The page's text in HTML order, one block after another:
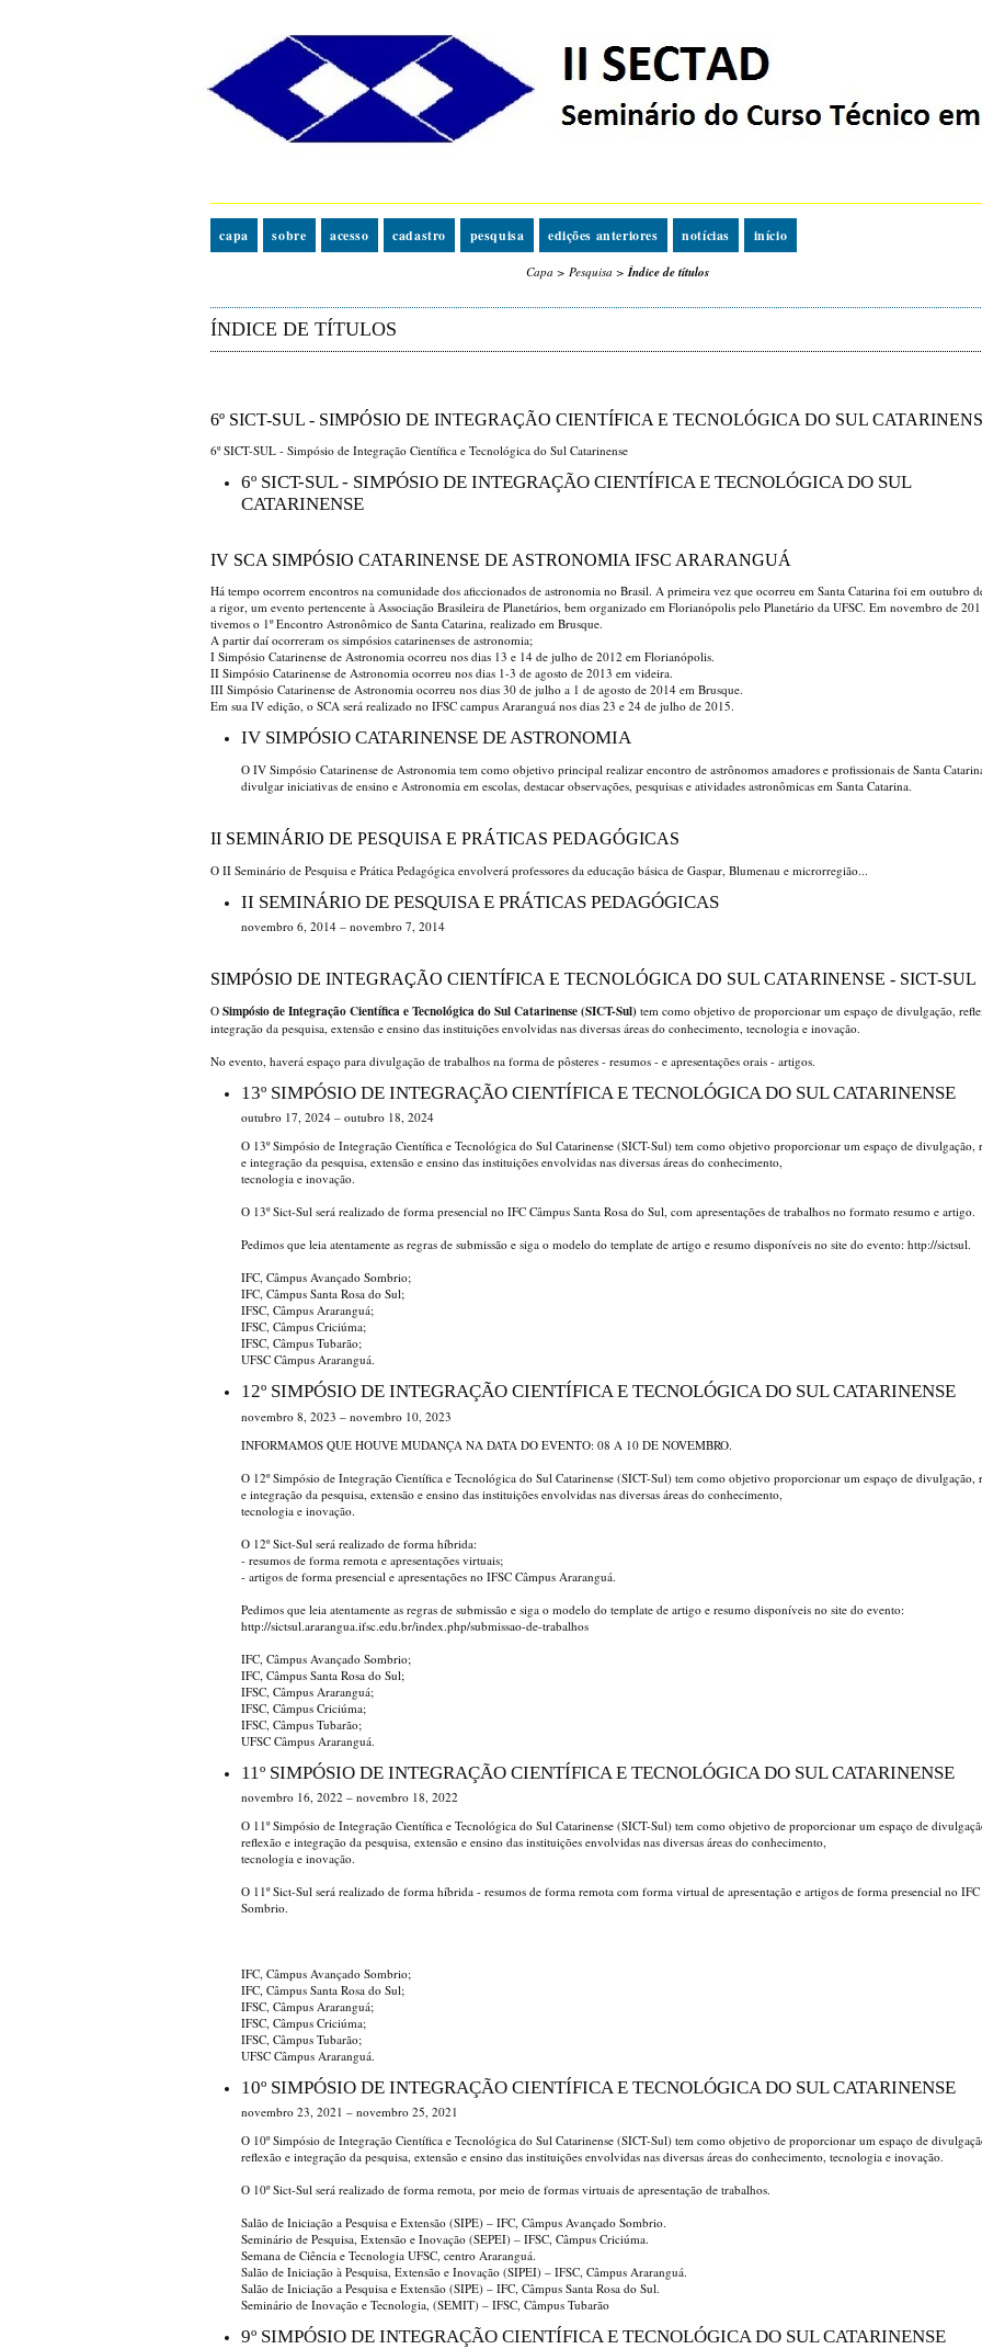
capa sobre acesso cadastro pesquisa edições anteriores notícias início
Capa > Pesquisa >Índice de títulos
ÍNDICE DE TÍTULOS
6º SICT-SUL - SIMPÓSIO DE INTEGRAÇÃO CIENTÍFICA E TECNOLÓGICA DO SUL
6º SICT-SUL - Simpósio de Integração Científica e Tecnológica do Sul Catarinense
6º SICT-SUL - SIMPÓSIO DE INTEGRAÇÃO CIENTÍFICA E TECNOLÓGICA DO SUL
CATARINENSE
IV SCA SIMPÓSIO CATARINENSE DE ASTRONOMIA IFSC ARARANGUÁ
Há tempo ocorrem encontros na comunidade dos aficcionados de astronomia no Brasil. A primeira vez que ocorreu em Santa Catarina foi em outubro
a rigor, um evento pertencente à Associação Brasileira de Planetários, bem organizado em Florianópolis pelo Planetário da UFSC. Em novembro de
tivemos o 1º Encontro Astronômico de Santa Catarina, realizado em Brusque.
A partir daí ocorreram os simpósios catarinenses de astronomia;
I Simpósio Catarinense de Astronomia ocorreu nos dias 13 e 14 de julho de 2012 em Florianópolis.
II Simpósio Catarinense de Astronomia ocorreu nos dias 1-3 de agosto de 2013 em videira.
III Simpósio Catarinense de Astronomia ocorreu nos dias 30 de julho a 1 de agosto de 2014 em Brusque.
Em sua IV edição, o SCA será realizado no IFSC campus Araranguá nos dias 23 e 24 de julho de 2015.
IV SIMPÓSIO CATARINENSE DE ASTRONOMIA
O IV Simpósio Catarinense de Astronomia tem como objetivo principal realizar encontro de astrônomos amadores e profissionais de Santa
divulgar iniciativas de ensino e Astronomia em escolas, destacar observações, pesquisas e atividades astronômicas em Santa Catarina.
II SEMINÁRIO DE PESQUISA E PRÁTICAS PEDAGÓGICAS
O II Seminário de Pesquisa e Prática Pedagógica envolverá professores da educação básica de Gaspar, Blumenau e microrregião...
II SEMINÁRIO DE PESQUISA E PRÁTICAS PEDAGÓGICAS
novembro 6, 2014 – novembro 7, 2014
SIMPÓSIO DE INTEGRAÇÃO CIENTÍFICA E TECNOLÓGICA DO SUL CATARINENSE - SICT-SUL
O Simpósio de Integração Científica e Tecnológica do Sul Catarinense (SICT-Sul) tem como objetivo de proporcionar um espaço de divulgação,
integração da pesquisa, extensão e ensino das instituições envolvidas nas diversas áreas do conhecimento, tecnologia e inovação.
No evento, haverá espaço para divulgação de trabalhos na forma de pôsteres - resumos - e apresentações orais - artigos.
13º SIMPÓSIO DE INTEGRAÇÃO CIENTÍFICA E TECNOLÓGICA DO SUL CATARINENSE
outubro 17, 2024 – outubro 18, 2024
O 13º Simpósio de Integração Científica e Tecnológica do Sul Catarinense (SICT-Sul) tem como objetivo proporcionar um espaço de divulgação,
e integração da pesquisa, extensão e ensino das instituições envolvidas nas diversas áreas do conhecimento,
tecnologia e inovação.
O 13º Sict-Sul será realizado de forma presencial no IFC Câmpus Santa Rosa do Sul, com apresentações de trabalhos no formato resumo e artigo.
Pedimos que leia atentamente as regras de submissão e siga o modelo do template de artigo e resumo disponíveis no site do evento: http://sictsul.
IFC, Câmpus Avançado Sombrio;
IFC, Câmpus Santa Rosa do Sul;
IFSC, Câmpus Araranguá;
IFSC, Câmpus Criciúma;
IFSC, Câmpus Tubarão;
UFSC Câmpus Araranguá.
12º SIMPÓSIO DE INTEGRAÇÃO CIENTÍFICA E TECNOLÓGICA DO SUL CATARINENSE
novembro 8, 2023 – novembro 10, 2023
INFORMAMOS QUE HOUVE MUDANÇA NA DATA DO EVENTO: 08 A 10 DE NOVEMBRO.
O 12º Simpósio de Integração Científica e Tecnológica do Sul Catarinense (SICT-Sul) tem como objetivo proporcionar um espaço de divulgação,
e integração da pesquisa, extensão e ensino das instituições envolvidas nas diversas áreas do conhecimento,
tecnologia e inovação.
O 12º Sict-Sul será realizado de forma híbrida:
- resumos de forma remota e apresentações virtuais;
- artigos de forma presencial e apresentações no IFSC Câmpus Araranguá.
Pedimos que leia atentamente as regras de submissão e siga o modelo do template de artigo e resumo disponíveis no site do evento:
http://sictsul.ararangua.ifsc.edu.br/index.php/submissao-de-trabalhos
IFC, Câmpus Avançado Sombrio;
IFC, Câmpus Santa Rosa do Sul;
IFSC, Câmpus Araranguá;
IFSC, Câmpus Criciúma;
IFSC, Câmpus Tubarão;
UFSC Câmpus Araranguá.
11º SIMPÓSIO DE INTEGRAÇÃO CIENTÍFICA E TECNOLÓGICA DO SUL CATARINENSE
novembro 16, 2022 – novembro 18, 2022
O 11º Simpósio de Integração Científica e Tecnológica do Sul Catarinense (SICT-Sul) tem como objetivo de proporcionar um espaço de
reflexão e integração da pesquisa, extensão e ensino das instituições envolvidas nas diversas áreas do conhecimento,
tecnologia e inovação.
O 11º Sict-Sul será realizado de forma híbrida - resumos de forma remota com forma virtual de apresentação e artigos de forma presencial no IFC
Sombrio.
IFC, Câmpus Avançado Sombrio;
IFC, Câmpus Santa Rosa do Sul;
IFSC, Câmpus Araranguá;
IFSC, Câmpus Criciúma;
IFSC, Câmpus Tubarão;
UFSC Câmpus Araranguá.
10º SIMPÓSIO DE INTEGRAÇÃO CIENTÍFICA E TECNOLÓGICA DO SUL CATARINENSE
novembro 23, 2021 – novembro 25, 2021
O 10º Simpósio de Integração Científica e Tecnológica do Sul Catarinense (SICT-Sul) tem como objetivo de proporcionar um espaço de
reflexão e integração da pesquisa, extensão e ensino das instituições envolvidas nas diversas áreas do conhecimento, tecnologia e inovação.
O 10º Sict-Sul será realizado de forma remota, por meio de formas virtuais de apresentação de trabalhos.
Salão de Iniciação a Pesquisa e Extensão (SIPE) – IFC, Câmpus Avançado Sombrio.
Seminário de Pesquisa, Extensão e Inovação (SEPEI) – IFSC, Câmpus Criciúma.
Semana de Ciência e Tecnologia UFSC, centro Araranguá.
Salão de Iniciação à Pesquisa, Extensão e Inovação (SIPEI) – IFSC, Câmpus Araranguá.
Salão de Iniciação a Pesquisa e Extensão (SIPE) – IFC, Câmpus Santa Rosa do Sul.
Seminário de Inovação e Tecnologia, (SEMIT) – IFSC, Câmpus Tubarão
9º SIMPÓSIO DE INTEGRAÇÃO CIENTÍFICA E TECNOLÓGICA DO SUL CATARINENSE